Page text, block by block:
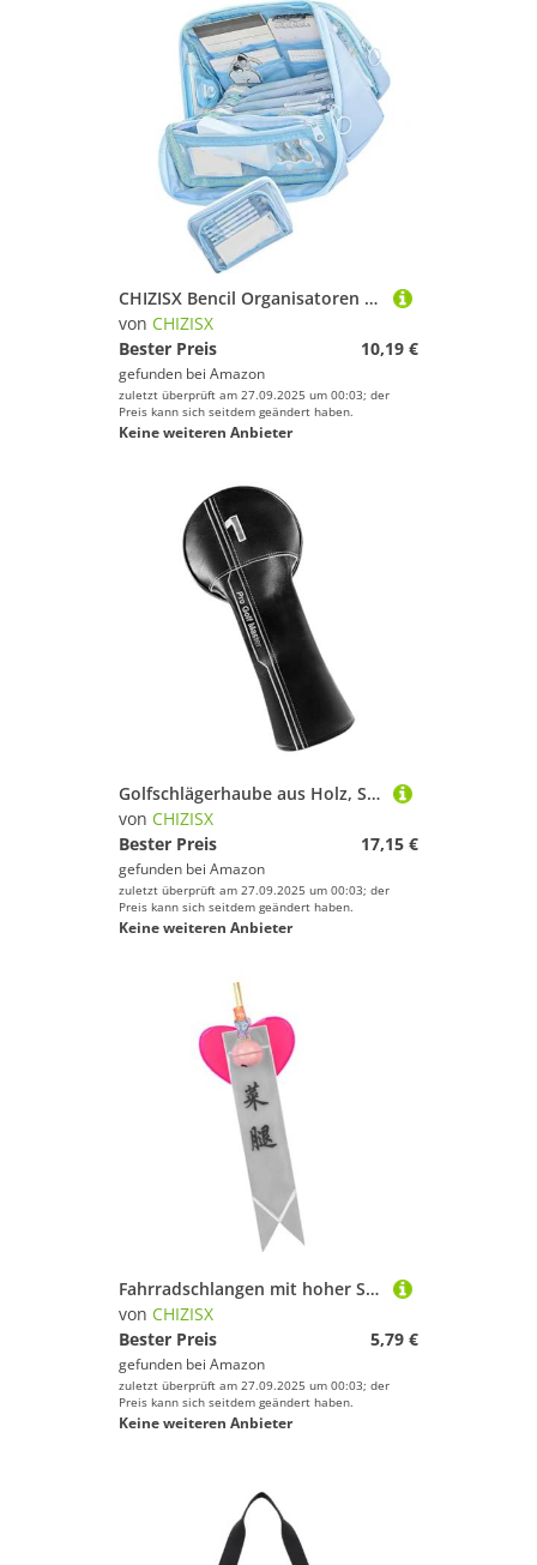
CHIZISX Bencil Organisatoren Mit Großer Kapazität Von Großer Kapazität Von Bleistift Lovely Simple Pen Bag Ästhetic Case Schulbüro Erhält Große Kapazitäten Ästhetik Box Einfaches Tasche
von CHIZISX
Bester Preis
10,19 €
gefunden bei Amazon
zuletzt überprüft am 27.09.2025 um 00:03; der
Preis kann sich seitdem geändert haben.
Keine weiteren Anbieter
Golfschlägerhaube aus Holz, Schlägerabdeckung, Golfschlägerhaube, Driving Ranges Practice Essential Universals Golf Holzabdeckung
von CHIZISX
Bester Preis
17,15 €
gefunden bei Amazon
zuletzt überprüft am 27.09.2025 um 00:03; der
Preis kann sich seitdem geändert haben.
Keine weiteren Anbieter
Fahrradschlangen mit hoher Sichtbarkeit, für Nachtfahrten, schnelles Installieren, Zubehör, wetterfeste Materialien, Kinder-Fahrradschlangen
von CHIZISX
Bester Preis
5,79 €
gefunden bei Amazon
zuletzt überprüft am 27.09.2025 um 00:03; der
Preis kann sich seitdem geändert haben.
Keine weiteren Anbieter